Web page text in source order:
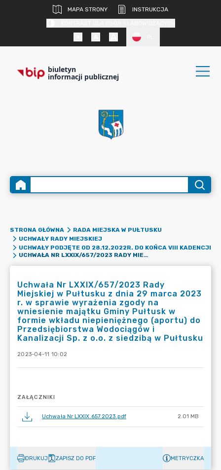
MAPA STRONY
INSTRUKCJA
biuletyn
informacji publicznej
STRONA GŁÓWNA
RADA MIEJSKA W PUŁTUSKU
UCHWAŁY RADY MIEJSKIEJ
UCHWAŁY PODJĘTE OD 28.12.2022R. DO KOŃCA VIII KADENCJI
UCHWAŁA NR LXXIX/657/2023 RADY MIEJSKIEJ W PUŁTUSKU Z DNIA 29 MARCA 2023 R. W SPRAWIE WYRAŻENIA ZGODY NA WNIESIENIE MAJĄTKU GMINY PUŁTUSK W FORMIE WKŁADU NIEPIENIĘŻNEGO (APORTU) DO PRZEDSIĘBIORSTWA WODOCIĄGÓW I KANALIZACJI SP. Z O.O. Z SIEDZIBĄ W PUŁTUSKU
Uchwała Nr LXXIX/657/2023 Rady
Miejskiej w Pułtusku z dnia 29 marca 2023
r. w sprawie wyrażenia zgody na
wniesienie majątku Gminy Pułtusk w
formie wkładu niepieniężnego (aportu) do
Przedsiębiorstwa Wodociągów i
Kanalizacji Sp. z o.o. z siedzibą w Pułtusku
2023-04-11 10:02
ZAŁĄCZNIKI
Uchwała Nr LXXIX.657.2023.pdf 2.01 MB
DRUKUJ ZAPISZ DO PDF METRYCZKA